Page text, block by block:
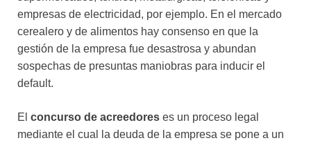
empresas de electricidad, por ejemplo. En el mercado
cerealero y de alimentos hay consenso en que la
gestión de la empresa fue desastrosa y abundan
sospechas de presuntas maniobras para inducir el
default.
El concurso de acreedores es un proceso legal
mediante el cual la deuda de la empresa se pone a un